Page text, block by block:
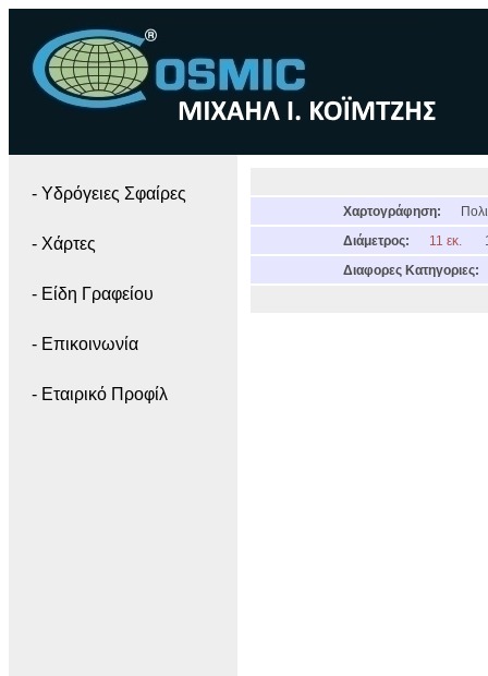
- Yδρόγειες Σφαίρες
- Χάρτες
- Είδη Γραφείου
- Επικοινωνία
- Εταιρικό Προφίλ
Χαρτογράφηση:
Διάμετρος:
11 εκ.
Διαφορες Κατηγοριες: